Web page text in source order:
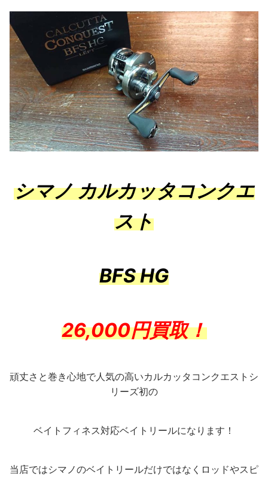
シマノ カルカッタコンクエ
スト
BFS HG
26,000円買取！
頑丈さと巻き心地で人気の高いカルカッタコンクエストシ
リーズ初の
ベイトフィネス対応ベイトリールになります！
当店ではシマノのベイトリールだけではなくロッドやスピ